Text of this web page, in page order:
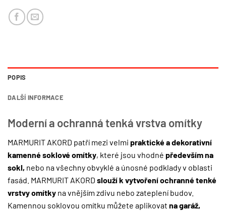
POPIS
DALŠÍ INFORMACE
Moderní a ochranná tenká vrstva omítky
MARMURIT AKORD patří mezi velmi praktické a dekorativní
kamenné soklové omítky, které jsou vhodné především na
sokl, nebo na všechny obvyklé a únosné podklady v oblasti
fasád. MARMURIT AKORD slouží k vytvoření ochranné tenké
vrstvy omítky na vnějším zdivu nebo zateplení budov.
Kamennou soklovou omítku můžete aplikovat na garáž,